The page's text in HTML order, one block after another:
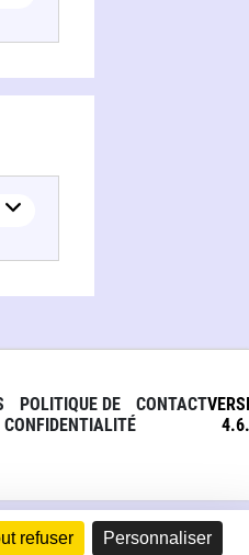
refuser Personnaliser
POLITIQUE DE
CONFIDENTIALITÉ
CONTACT